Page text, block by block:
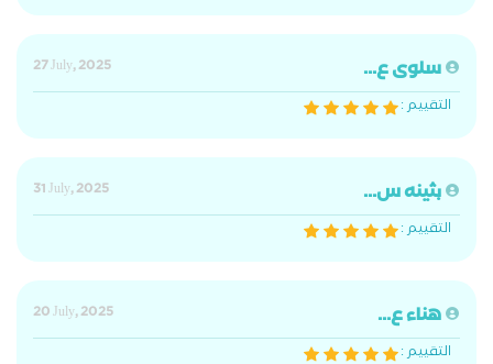
سلوى ع...
27 July, 2025
التقييم :
بثينه س...
31 July, 2025
التقييم :
هناء ع...
20 July, 2025
التقييم :